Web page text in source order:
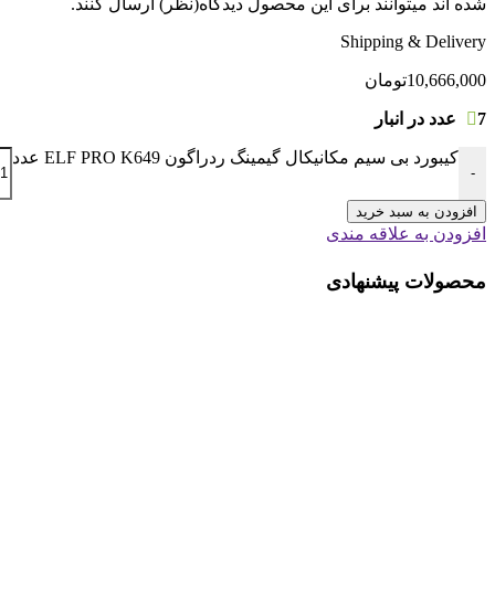
Shipping & Delivery
10,666,000تومان
7 عدد در انبار
-
کیبورد بی سیم مکانیکال گیمینگ ردراگون ELF PRO K649 عدد
افزودن به سبد خرید
افزودن به علاقه مندی
محصولات پیشنهادی